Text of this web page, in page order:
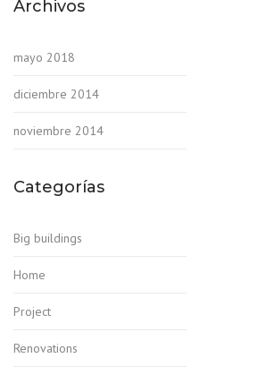
Archivos
mayo 2018
diciembre 2014
noviembre 2014
Categorías
Big buildings
Home
Project
Renovations